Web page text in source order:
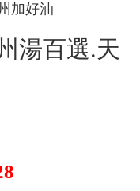
+
加好油
湯百選.天